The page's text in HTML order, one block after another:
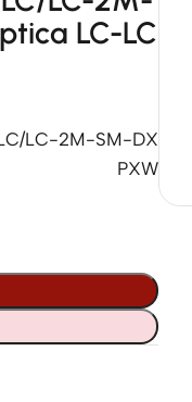
LC-LC
LC-2M-SM-DX
PXW